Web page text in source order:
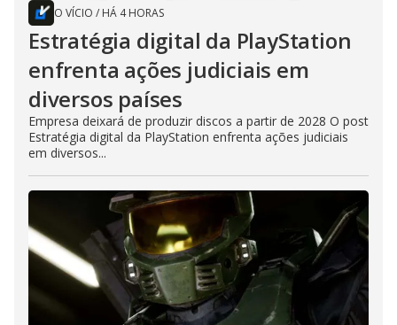
O VÍCIO / HÁ 4 HORAS
Estratégia digital da PlayStation
enfrenta ações judiciais em
diversos países
Empresa deixará de produzir discos a partir de 2028 O post
Estratégia digital da PlayStation enfrenta ações judiciais
em diversos...